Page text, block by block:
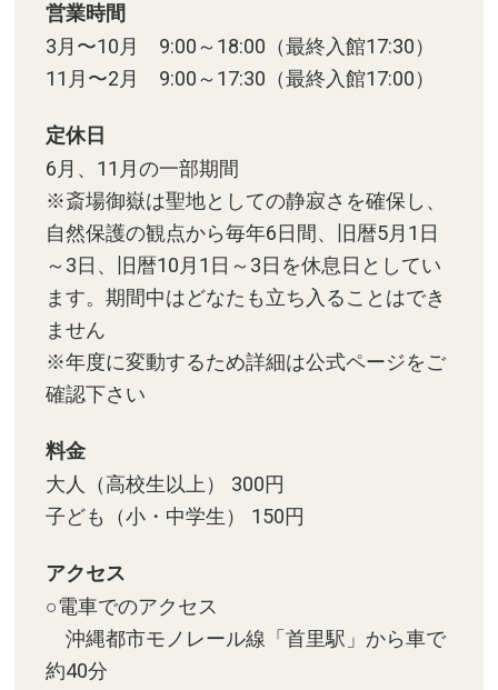
営業時間
3月〜10月 9:00～18:00（最終入館17:30）
11月〜2月 9:00～17:30（最終入館17:00）
定休日
6月、11月の一部期間
※斎場御嶽は聖地としての静寂さを確保し、
自然保護の観点から毎年6日間、旧暦5月1日
～3日、旧暦10月1日～3日を休息日としてい
ます。期間中はどなたも立ち入ることはでき
ません
※年度に変動するため詳細は公式ページをご
確認下さい
料金
大人（高校生以上） 300円
子ども（小・中学生） 150円
アクセス
○電車でのアクセス
沖縄都市モノレール線「首里駅」から車で
約40分